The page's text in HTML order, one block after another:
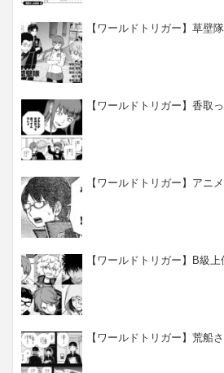
【ワールドトリガー】草壁
【ワールドトリガー】香取
【ワールドトリガー】アニ
【ワールドトリガー】B級
【ワールドトリガー】荒船